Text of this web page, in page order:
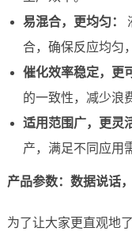
易混合，更均匀：
合，确保反应均匀
催化效率稳定，更
的一致性，减少浪
适用范围广，更灵
产，满足不同应用
产品参数：数据说话
为了让大家更直观地